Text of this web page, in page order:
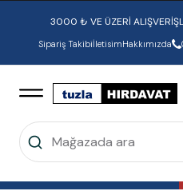
3000 ₺ VE ÜZERİ
Sipariş TakibiİletisimHakkımızda